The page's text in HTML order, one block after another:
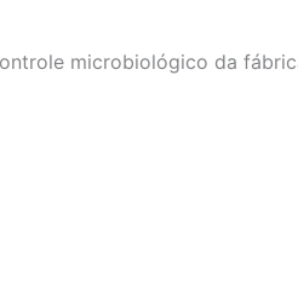
microbiológico da